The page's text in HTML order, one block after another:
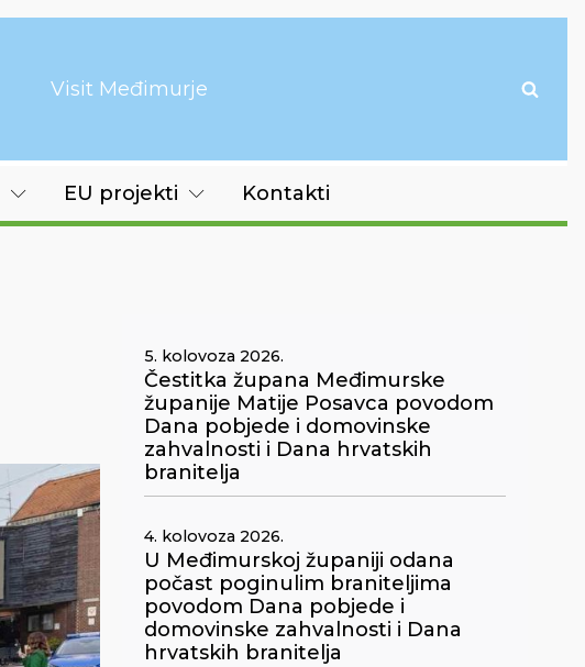
Visit Međimurje
EU projekti Kontakti
5. kolovoza 2026.
Čestitka župana Međimurske
županije Matije Posavca povodom
Dana pobjede i domovinske
zahvalnosti i Dana hrvatskih
branitelja
4. kolovoza 2026.
U Međimurskoj županiji odana
počast poginulim braniteljima
povodom Dana pobjede i
domovinske zahvalnosti i Dana
hrvatskih branitelja